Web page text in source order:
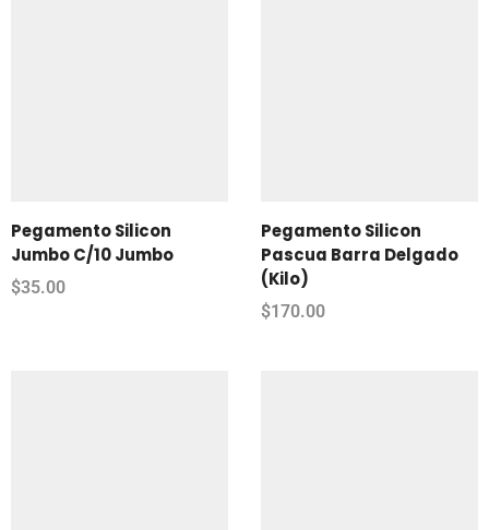
Pegamento Silicon
Jumbo C/10 Jumbo
$35.00
Pegamento Silicon
Pascua Barra Delgado
(Kilo)
$170.00